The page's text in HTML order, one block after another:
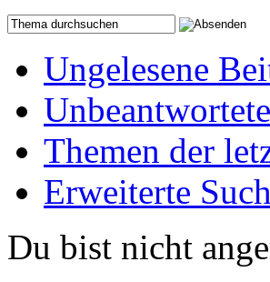
Ungelesene
Themen der
Erweiterte
Du bist nicht